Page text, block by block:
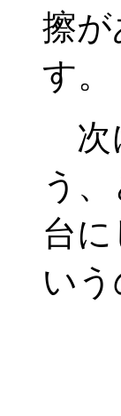
擦
す。
次
う
台
い